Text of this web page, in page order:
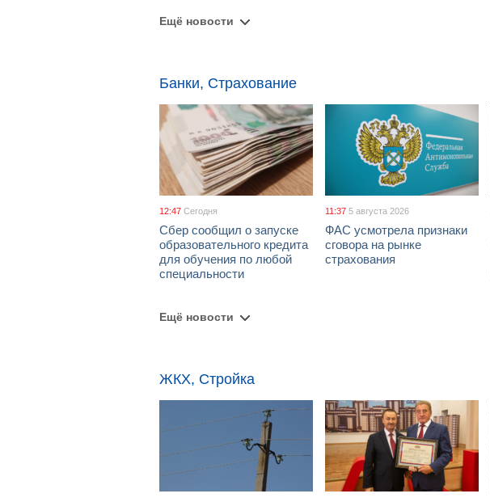
Ещё новости
Банки, Страхование
12:47 Сегодня
Сбер сообщил о запуске
образовательного кредита
для обучения по любой
специальности
11:37 5 августа 2026
ФАС усмотрела признаки
сговора на рынке
страхования
Ещё новости
ЖКХ, Стройка